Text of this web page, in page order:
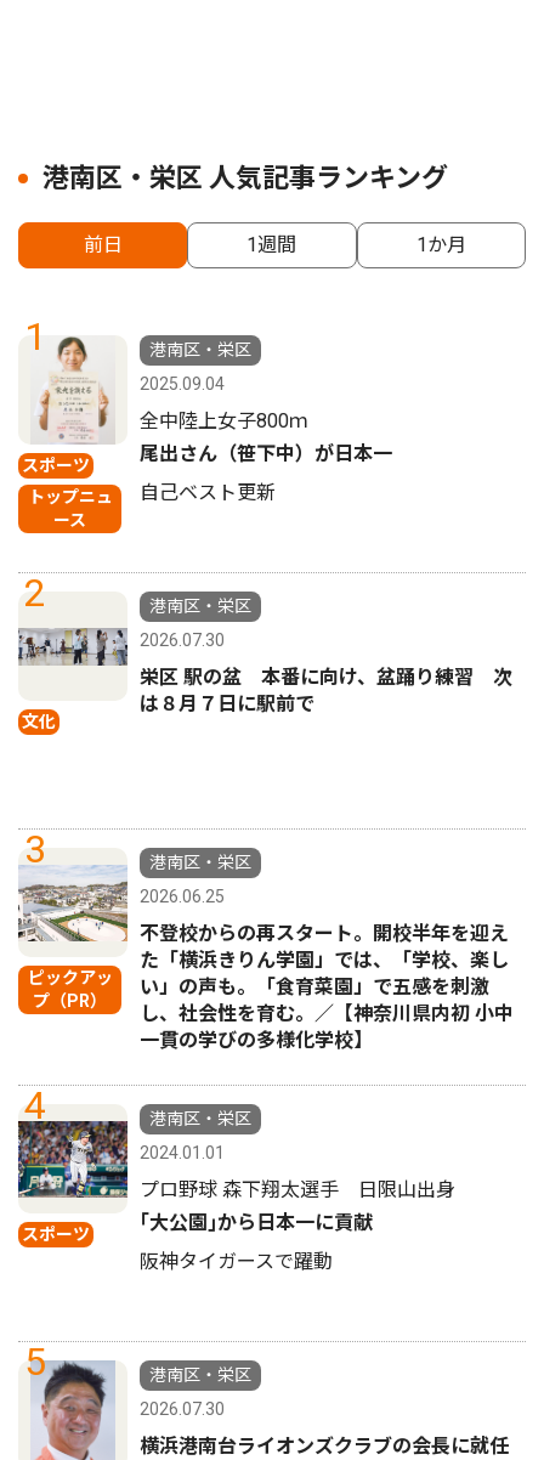
港南区・栄区 人気記事ランキング
前日 1週間 1か月
1
スポーツ
トップニュ
ース
港南区・栄区
2025.09.04
全中陸上女子800ｍ
尾出さん（笹下中）が日本一
自己ベスト更新
2
文化
港南区・栄区
2026.07.30
栄区 駅の盆 本番に向け、盆踊り練習 次
は８月７日に駅前で
3
ピックアッ
プ（PR）
港南区・栄区
2026.06.25
不登校からの再スタート。開校半年を迎え
た「横浜きりん学園」では、「学校、楽し
い」の声も。「食育菜園」で五感を刺激
し、社会性を育む。／【神奈川県内初 小中
一貫の学びの多様化学校】
4
スポーツ
港南区・栄区
2024.01.01
プロ野球 森下翔太選手 日限山出身
｢大公園｣から日本一に貢献
阪神タイガースで躍動
5
港南区・栄区
2026.07.30
横浜港南台ライオンズクラブの会長に就任